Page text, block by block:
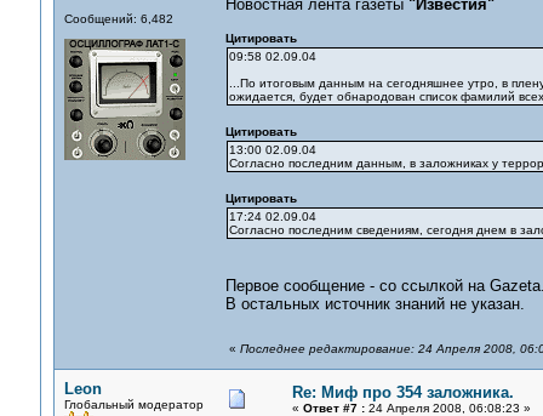
Сообщений: 6,482
Новостная лента газеты "Известия"
Цитировать
09:58 02.09.04
...По итоговым данным на сегодняшнее утро, в
ожидается, будет обнародован список фамилий
Цитировать
13:00 02.09.04
Согласно последним данным, в заложниках у
Цитировать
17:24 02.09.04
Согласно последним сведениям, сегодня днем в
Первое сообщение - со ссылкой на
В остальных источник знаний не указан.
« Последнее редактирование: 24 Апреля 2008,
Leon
Глобальный модератор
Re: Миф про 354 заложника.
« Ответ #7 :24 Апреля 2008, 06:08:23 »